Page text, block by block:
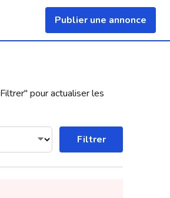
Publier une annonce
Filtrer" pour actualiser les
Filtrer